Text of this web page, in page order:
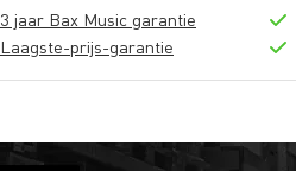
3 jaar Bax Music garantie
Laagste-prijs-garantie